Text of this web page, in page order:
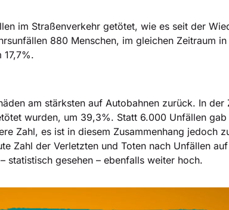
im Straßenverkehr getötet, wie es seit der
880 Menschen, im gleichen Zeitraum
am stärksten auf Autobahnen zurück. In
wurden, um 39,3%. Statt 6.000 Unfällen
Zahl, es ist in diesem Zusammenhang jedoch
Zahl der Verletzten und Toten nach Unfällen
statistisch gesehen – ebenfalls weiter hoch.